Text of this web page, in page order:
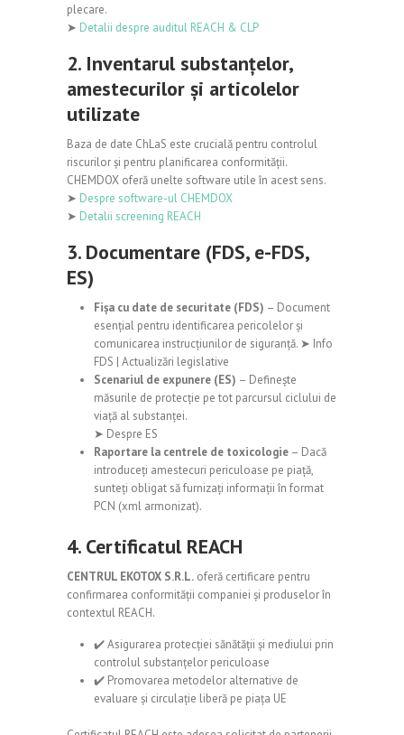
plecare.
➤ Detalii despre auditul REACH & CLP
2. Inventarul substanțelor,
amestecurilor și articolelor
utilizate
Baza de date ChLaS este crucială pentru controlul
riscurilor și pentru planificarea conformității.
CHEMDOX oferă unelte software utile în acest sens.
➤ Despre software-ul CHEMDOX
➤ Detalii screening REACH
3. Documentare (FDS, e-FDS,
ES)
Fișa cu date de securitate (FDS) – Document
esențial pentru identificarea pericolelor și
comunicarea instrucțiunilor de siguranță. ➤ Info
FDS | Actualizări legislative
Scenariul de expunere (ES) – Definește
măsurile de protecție pe tot parcursul ciclului de
viață al substanței.
➤ Despre ES
Raportare la centrele de toxicologie – Dacă
introduceți amestecuri periculoase pe piață,
sunteți obligat să furnizați informații în format
PCN (xml armonizat).
4. Certificatul REACH
CENTRUL EKOTOX S.R.L. oferă certificare pentru
confirmarea conformității companiei și produselor în
contextul REACH.
✔️ Asigurarea protecției sănătății și mediului prin
controlul substanțelor periculoase
✔️ Promovarea metodelor alternative de
evaluare și circulație liberă pe piața UE